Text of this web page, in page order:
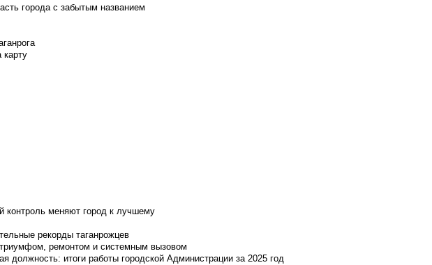
города с забытым названием
карту
контроль меняют город к лучшему
рекорды таганрожцев
триумфом, ремонтом и системным вызовом
должность: итоги работы городской Администрации за 2025 год